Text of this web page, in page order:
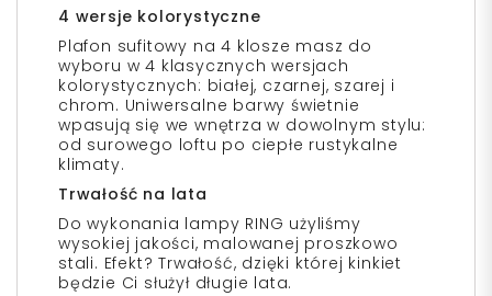
4 wersje kolorystyczne
Plafon sufitowy na 4 klosze masz do
wyboru w 4 klasycznych wersjach
kolorystycznych: białej, czarnej, szarej i
chrom. Uniwersalne barwy świetnie
wpasują się we wnętrza w dowolnym stylu:
od surowego loftu po ciepłe rustykalne
klimaty.
Trwałość na lata
Do wykonania lampy RING użyliśmy
wysokiej jakości, malowanej proszkowo
stali. Efekt? Trwałość, dzięki której kinkiet
będzie Ci służył długie lata.